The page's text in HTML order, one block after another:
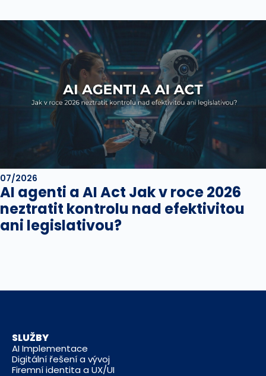
07/2026
AI agenti a AI Act Jak v roce 2026
neztratit kontrolu nad efektivitou
ani legislativou?
SLUŽBY
AI Implementace
Digitální řešení a vývoj
Firemní identita a UX/UI